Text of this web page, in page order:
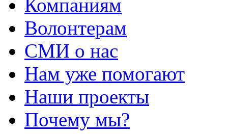
Компаниям
Волонтерам
СМИ о нас
Нам уже помогают
Наши проекты
Почему мы?